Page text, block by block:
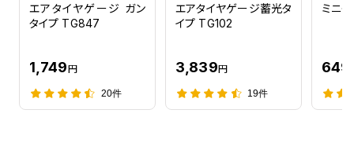
エアタイヤゲージ ガン
タイプ TG847
1,749円
20件
エアタイヤゲージ蓄光タ
イプ TG102
3,839円
19件
ミニ
649